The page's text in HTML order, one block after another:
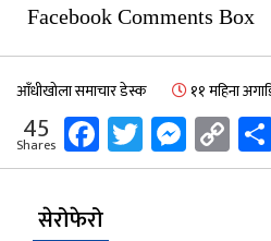
Facebook Comments Box
आँधीखोला समाचार डेस्क ११ महिना
45
Shares Facebook
Twitter
सेरोफेरो